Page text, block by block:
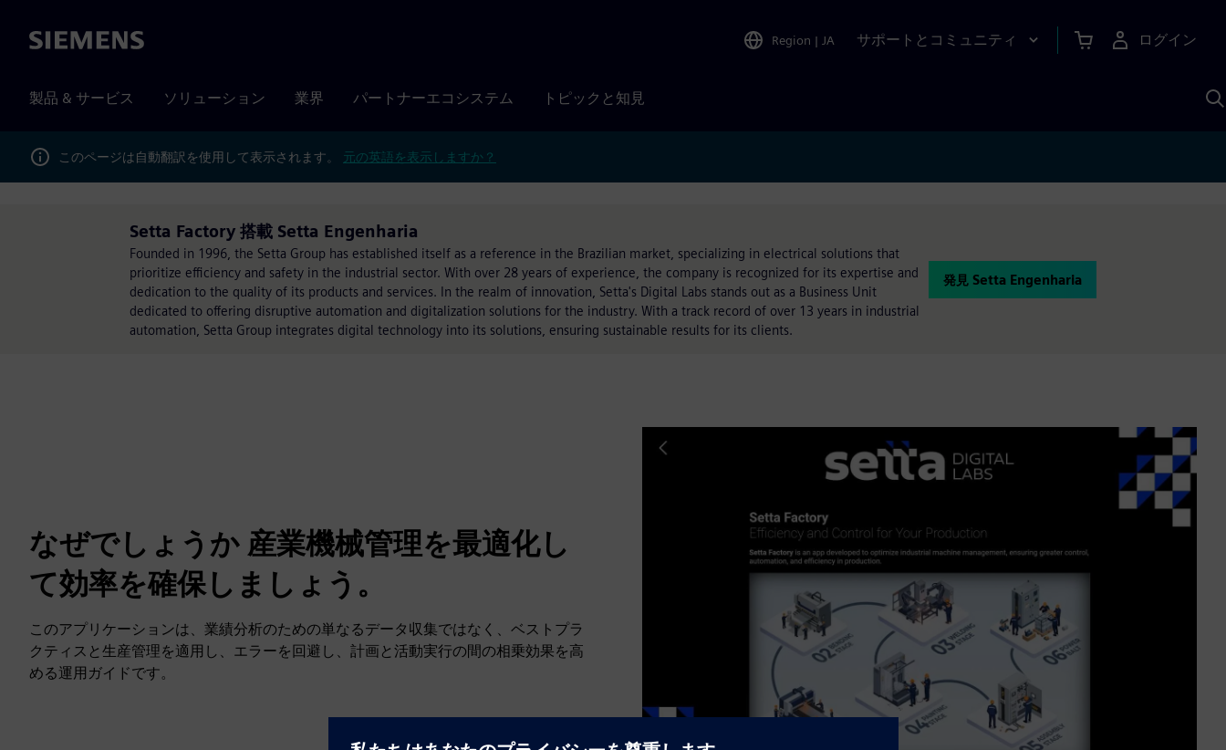
Siemens Region | JA サポートとコミュニティ ログイン
製品 & サービス ソリューション 業界 パートナーエコシステム トピックと知見
このページは自動翻訳を使用して表示されます。 元の英語を表示しますか？
Setta Factory 搭載 Setta Engenharia
Founded in 1996, the Setta Group has established itself as a reference in the Brazilian market, specializing in electrical solutions that
prioritize efficiency and safety in the industrial sector. With over 28 years of experience, the company is recognized for its expertise and
dedication to the quality of its products and services. In the realm of innovation, Setta's Digital Labs stands out as a Business Unit
dedicated to offering disruptive automation and digitalization solutions for the industry. With a track record of over 13 years in industrial
automation, Setta Group integrates digital technology into its solutions, ensuring sustainable results for its clients.
発見 Setta Engenharia
なぜでしょうか 産業機械管理を最適化し
て効率を確保しましょう。
このアプリケーションは、業績分析のための単なるデータ収集ではなく、ベストプラ
クティスと生産管理を適用し、エラーを回避し、計画と活動実行の間の相乗効果を高
める運用ガイドです。